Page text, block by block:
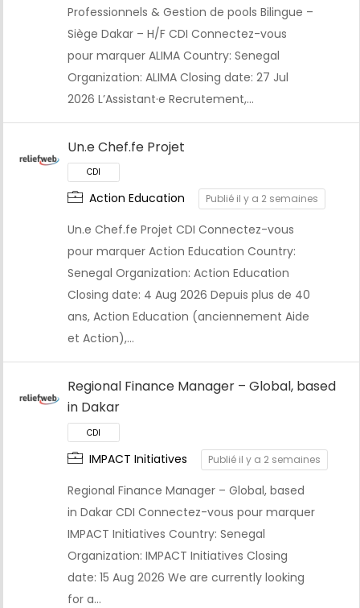
CDI
Professionnels & Gestion de pools Bilingue –
Siège Dakar – H/F CDI Connectez-vous
pour marquer ALIMA Country: Senegal
Organization: ALIMA Closing date: 27 Jul
2026 L’Assistant·e Recrutement,…
Un.e Chef.fe Projet
Action Education Publié il y a 2 semaines
Un.e Chef.fe Projet CDI Connectez-vous
pour marquer Action Education Country:
Senegal Organization: Action Education
Closing date: 4 Aug 2026 Depuis plus de 40
ans, Action Education (anciennement Aide
et Action),…
Regional Finance Manager – Global, based
in Dakar
IMPACT Initiatives Publié il y a 2 semaines
Regional Finance Manager – Global, based
in Dakar CDI Connectez-vous pour marquer
IMPACT Initiatives Country: Senegal
Organization: IMPACT Initiatives Closing
date: 15 Aug 2026 We are currently looking
for a…